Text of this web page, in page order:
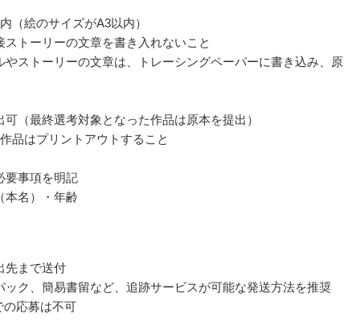
（絵のサイズがA3以内）
トーリーの文章を書き入れないこと
ストーリーの文章は、トレーシングペーパーに書き込み、原
（最終選考対象となった作品は原本を提出）
品はプリントアウトすること
要事項を明記
本名）・年齢
先まで送付
ク、簡易書留など、追跡サービスが可能な発送方法を推奨
応募は不可